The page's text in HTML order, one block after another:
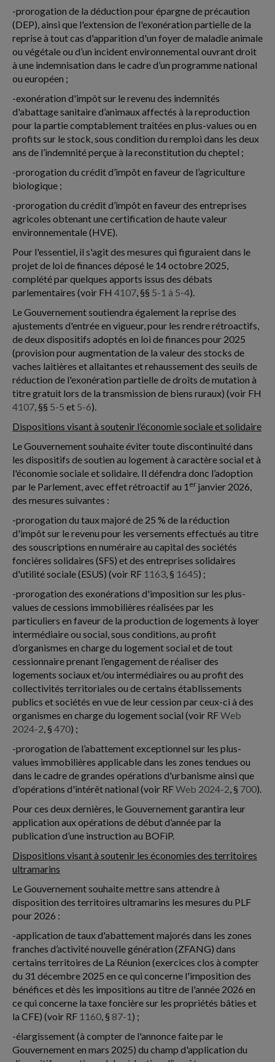
-prorogation de la déduction pour épargne de précaution
(DEP), ainsi que l'extension de l'exonération partielle de la
reprise à tout cas d'apparition d'un foyer de maladie animale
ou végétale ou d’un incident environnemental ouvrant droit
à une indemnisation dans le cadre d’un programme national
ou européen ;
-exonération d'impôt sur le revenu des indemnités
d'abattage sanitaire d’animaux affectés à la reproduction
pour la partie comptablement traitées en plus-values ou en
profits sur le stock, sous condition du remploi dans les deux
ans de l’indemnité perçue à la reconstitution du cheptel ;
-prorogation du crédit d’impôt en faveur de l’agriculture
biologique ;
-prorogation du crédit d’impôt en faveur des entreprises
agricoles obtenant une certification de haute valeur
environnementale (HVE).
Pour l'essentiel, il s'agit des mesures qui figuraient dans le
projet de loi de finances déposé le 14 octobre 2025,
complété par quelques apports issus des débats
parlementaires (voir FH 4107 , §§ 5-1 à 5-4).
Le Gouvernement soutiendra également la reprise des
ajustements d'entrée en vigueur, pour les rendre rétroactifs,
de deux dispositifs adoptés en loi de finances pour 2025
(provision pour augmentation de la valeur des stocks de
vaches laitières et allaitantes et rehaussement des seuils de
réduction de l'exonération partielle de droits de mutation à
titre gratuit lors de la transmission de biens ruraux) (voir FH
4107 , §§ 5-5 et 5-6).
Dispositions visant à soutenir l’économie sociale et solidaire
Le Gouvernement souhaite éviter toute discontinuité dans
les dispositifs de soutien au logement à caractère social et à
l'économie sociale et solidaire. Il défendra donc l’adoption
par le Parlement, avec effet rétroactif au 1 er janvier 2026,
des mesures suivantes :
-prorogation du taux majoré de 25 % de la réduction
d'impôt sur le revenu pour les versements effectués au titre
des souscriptions en numéraire au capital des sociétés
foncières solidaires (SFS) et des entreprises solidaires
d'utilité sociale (ESUS) (voir RF 1163 , § 1645) ;
-prorogation des exonérations d'imposition sur les plus-
values de cessions immobilières réalisées par les
particuliers en faveur de la production de logements à loyer
intermédiaire ou social, sous conditions, au profit
d’organismes en charge du logement social et de tout
cessionnaire prenant l’engagement de réaliser des
logements sociaux et/ou intermédiaires ou au profit des
collectivités territoriales ou de certains établissements
publics et sociétés en vue de leur cession par ceux-ci à des
organismes en charge du logement social (voir RFWeb
2024-2 , § 470) ;
-prorogation de l’abattement exceptionnel sur les plus-
values immobilières applicable dans les zones tendues ou
dans le cadre de grandes opérations d'urbanisme ainsi que
d'opérations d'intérêt national (voir RFWeb 2024-2 , § 700).
Pour ces deux dernières, le Gouvernement garantira leur
application aux opérations de début d’année par la
publication d’une instruction au BOFiP.
Dispositions visant à soutenir les économies des territoires
ultramarins
Le Gouvernement souhaite mettre sans attendre à
disposition des territoires ultramarins les mesures du PLF
pour 2026 :
-application de taux d'abattement majorés dans les zones
franches d’activité nouvelle génération (ZFANG) dans
certains territoires de La Réunion (exercices clos à compter
du 31 décembre 2025 en ce qui concerne l'imposition des
bénéfices et dès les impositions au titre de l'année 2026 en
ce qui concerne la taxe foncière sur les propriétés bâties et
la CFE) (voir RF 1160 , § 87-1 ) ;
-élargissement (à compter de l'annonce faite par le
Gouvernement en mars 2025) du champ d'application du